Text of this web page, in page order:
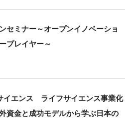
セミナー～オープンイノベーショ
プレイヤー～
イエンス ライフサイエンス事業化
資金と成功モデルから学ぶ日本の